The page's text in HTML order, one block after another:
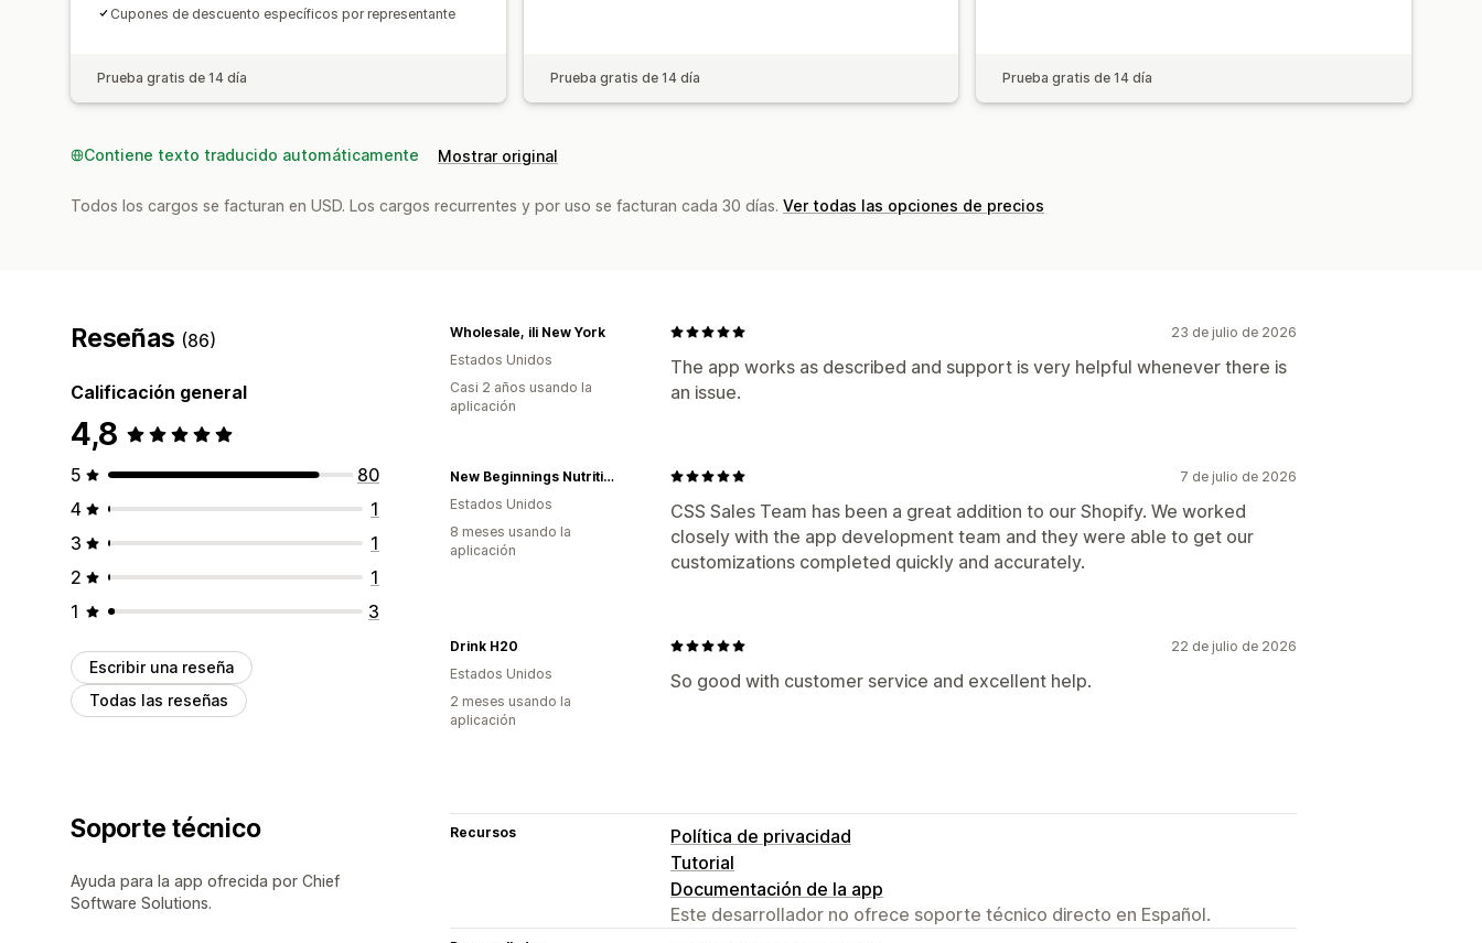
Cupones de descuento específicos por representante
Prueba gratis de 14 día Prueba gratis de 14 día Prueba gratis de 14 día
Contiene texto traducido automáticamente Mostrar original
Todos los cargos se facturan en USD. Los cargos recurrentes y por uso se facturan cada 30 días. Ver todas las opciones de precios
Reseñas (86)
Calificación general
4,8
5
80
4
1
3
1
2
1
1
3
Escribir una reseña
Todas las reseñas
23 de julio de 2026
The app works as described and support is very helpful whenever there is
an issue.
Wholesale, ili New York
Estados Unidos
Casi 2 años usando la
aplicación
7 de julio de 2026
CSS Sales Team has been a great addition to our Shopify. We worked
closely with the app development team and they were able to get our
customizations completed quickly and accurately.
New Beginnings Nutritionals
Estados Unidos
8 meses usando la
aplicación
22 de julio de 2026
So good with customer service and excellent help.
Drink H20
Estados Unidos
2 meses usando la
aplicación
Soporte técnico
Ayuda para la app ofrecida por Chief
Software Solutions.
Recursos
Política de privacidad
Tutorial
Documentación de la app
Este desarrollador no ofrece soporte técnico directo en Español.